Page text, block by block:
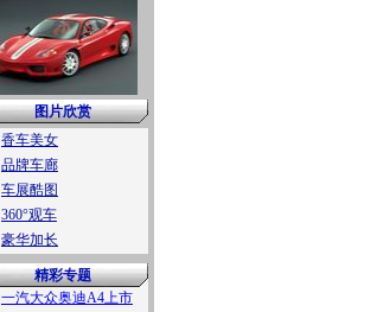
图片欣赏
香车美女
品牌车廊
车展酷图
360°观车
豪华加长
精彩专题
一汽大众奥迪A4上市